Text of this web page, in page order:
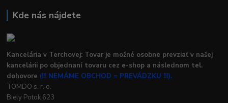
Kde nás nájdete
Kancelária v Terchovej: Tovar je možné osobne prevziať v našej
kancelárii po objednaní tovaru cez e-shop a následnom tel.
dohovore (!!! NEMÁME OBCHOD = PREVÁDZKU !!!).
TOMDO s. r. o.
Biely Potok 623